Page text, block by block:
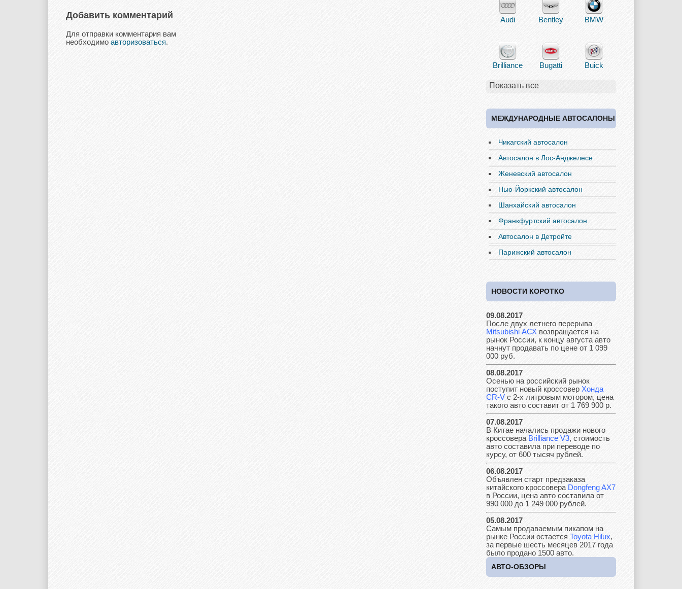
Добавить комментарий
Для отправки комментария вам
необходимо авторизоваться.
Audi Bentley BMW
Brilliance Bugatti Buick
Cadillac Chery Chevrolet
Chrysler Citroen Dacia
Daewoo Dodge
Fiat Ford Great Wall
GAZ Geely
Honda Hyundai Infiniti
JAC Jaguar Jeep
Kia Lada Lamborghini
Lancia Land Rover
Lexus
Maserati Maybach
Показать все
МЕЖДУНАРОДНЫЕ АВТОСАЛОНЫ
Чикагский автосалон
Автосалон в Лос-Анджелесе
Женевский автосалон
Нью-Йоркский автосалон
Шанхайский автосалон
Франкфуртский автосалон
Автосалон в Детройте
Парижский автосалон
НОВОСТИ КОРОТКО
09.08.2017
После двух летнего перерыва
Mitsubishi АСХ возвращается на
рынок России, к концу августа авто
начнут продавать по цене от 1 099
000 руб.
08.08.2017
Осенью на российский рынок
поступит новый кроссовер Хонда
CR-V с 2-х литровым мотором, цена
такого авто составит от 1 769 900 р.
07.08.2017
В Китае начались продажи нового
кроссовера Brilliance V3, стоимость
авто составила при переводе по
курсу, от 600 тысяч рублей.
06.08.2017
Объявлен старт предзаказа
китайского кроссовера Dongfeng AX7
в России, цена авто составила от
990 000 до 1 249 000 рублей.
05.08.2017
Самым продаваемым пикапом на
рынке России остается Toyota Hilux,
за первые шесть месяцев 2017 года
было продано 1500 авто.
АВТО-ОБЗОРЫ